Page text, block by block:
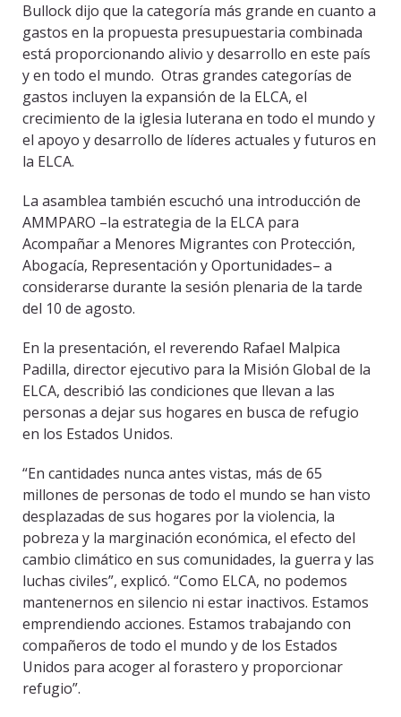
Bullock dijo que la categoría más grande en cuanto a
gastos en la propuesta presupuestaria combinada
está proporcionando alivio y desarrollo en este país
y en todo el mundo. Otras grandes categorías de
gastos incluyen la expansión de la ELCA, el
crecimiento de la iglesia luterana en todo el mundo y
el apoyo y desarrollo de líderes actuales y futuros en
la ELCA.
La asamblea también escuchó una introducción de
AMMPARO –la estrategia de la ELCA para
Acompañar a Menores Migrantes con Protección,
Abogacía, Representación y Oportunidades– a
considerarse durante la sesión plenaria de la tarde
del 10 de agosto.
En la presentación, el reverendo Rafael Malpica
Padilla, director ejecutivo para la Misión Global de la
ELCA, describió las condiciones que llevan a las
personas a dejar sus hogares en busca de refugio
en los Estados Unidos.
“En cantidades nunca antes vistas, más de 65
millones de personas de todo el mundo se han visto
desplazadas de sus hogares por la violencia, la
pobreza y la marginación económica, el efecto del
cambio climático en sus comunidades, la guerra y las
luchas civiles”, explicó. “Como ELCA, no podemos
mantenernos en silencio ni estar inactivos. Estamos
emprendiendo acciones. Estamos trabajando con
compañeros de todo el mundo y de los Estados
Unidos para acoger al forastero y proporcionar
refugio”.